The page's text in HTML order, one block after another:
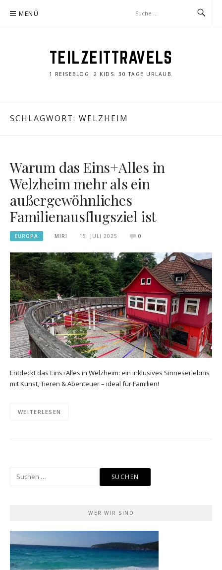
Inhalt MENÜ
TEILZEITTRAVELS
1 REISEBLOG. 2 KIDS. 30 TAGE URLAUB.
SCHLAGWORT: WELZHEIM
Warum das Eins+Alles in
Welzheim mehr als ein
außergewöhnliches
Familienausflugsziel ist
EUROPA MIRI 15. JULI 2025 0
Entdeckt das Eins+Alles in Welzheim: ein inklusives Sinneserlebnis
mit Kunst, Tieren & Abenteuer – ideal für Familien!
WEITERLESEN
Suchen
WER WIR SIND